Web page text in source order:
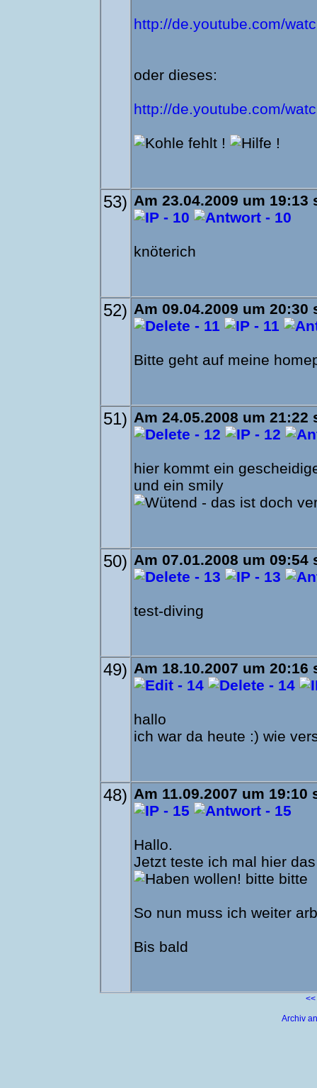
http://de.youtube.com/
oder dieses:
http://de.youtube.com/
53) Am 23.04.2009 um
knöterich
52) Am 09.04.2009 um
Bitte geht auf meine
51) Am 24.05.2008 um
hier kommt ein
und ein smily
50) Am 07.01.2008 um
test-diving
49) Am 18.10.2007 um
hallo
ich war da heute :) wie
48) Am 11.09.2007 um
Hallo.
Jetzt teste ich mal hier
So nun muss ich weiter
Bis bald
<<
Archiv